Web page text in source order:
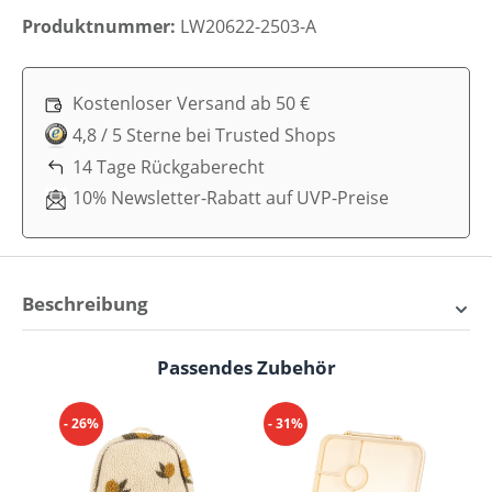
Produktnummer: LW20622-2503-A
Kostenloser Versand ab 50 €
4,8 / 5 Sterne bei Trusted Shops
14 Tage Rückgaberecht
10% Newsletter-Rabatt auf UVP-Preise
Beschreibung
Trinkflasche 350 ml –
Erfrischung mit Stil
Suchst du nach einer idealen Lösung für den Durst
Produktgalerie überspringen
Passendes Zubehör
- 26% - 31%